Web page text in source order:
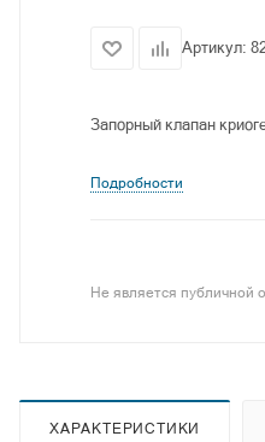
Артикул:
Запорный клапан
Подробности
Не является публичной
ХАРАКТЕРИСТИКИ